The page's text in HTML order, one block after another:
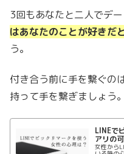
3回もあなたと二人でデ
はあなたのことが好きだ
う。
付き合う前に手を繋ぐの
持って手を繋ぎましょう。
LINEで
アリの
女性から